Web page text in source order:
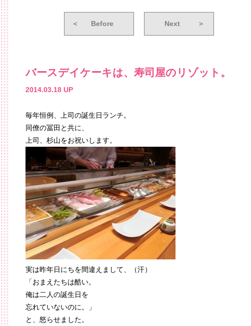
＜ Before Next ＞
バースデイケーキは、寿司屋のリゾット。
2014.03.18 UP
毎年恒例、上司の誕生日ランチ。
同僚の冨田と共に、
上司、杉山をお祝いします。
実は昨年日にちを間違えまして、（汗）
「おまえたちは酷い。
俺は二人の誕生日を
忘れていないのに。」
と、怒らせました。